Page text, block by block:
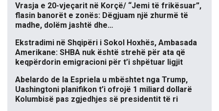
Vrasja e 20-vjeçarit në Korçë/ “Jemi të frikësuar”,
flasin banorët e zonës: Dëgjuam një zhurmë të
madhe, dolëm jashtë dhe…
Ekstradimi në Shqipëri i Sokol Hoxhës, Ambasada
Amerikane: SHBA nuk është strehë për ata që
keqpërdorin emigracioni për t’i shpëtuar ligjit
Abelardo de la Espriela u mbështet nga Trump,
Uashingtoni planifikon t’i ofrojë 1 miliard dollarë
Kolumbisë pas zgjedhjes së presidentit të ri